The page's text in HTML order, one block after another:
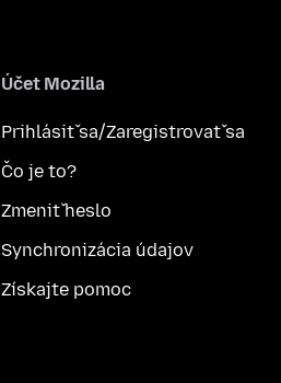
Účet Mozilla
Prihlásiť sa/Zaregistrovať sa
Čo je to?
Zmeniť heslo
Synchronizácia údajov
Získajte pomoc